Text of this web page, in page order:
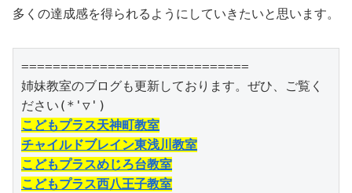
多くの達成感を得られるようにしていきたいと思います。
=============================
姉妹教室のブログも更新しております。ぜひ、ご覧く
こどもプラス天神町教室
チャイルドブレイン東浅川教室
こどもプラスめじろ台教室
こどもプラス西八王子教室